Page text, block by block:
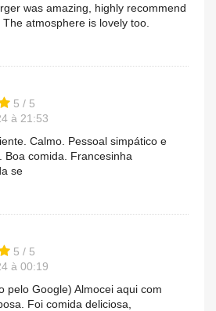
was amazing, highly recommend
atmosphere is lovely too.
5 / 5
à 21:53
Calmo. Pessoal simpático e
Boa comida. Francesinha
se
5 / 5
à 00:19
pelo Google) Almocei aqui com
Foi comida deliciosa,